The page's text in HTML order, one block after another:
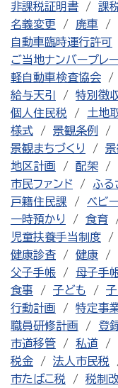
非課税証明書
課
名義変更
廃車
自動車臨時運行許可
ご当地ナンバープレ
軽自動車検査協会
給与天引
特別徴
個人住民税
土地
様式
景観条例
景観まちづくり
地区計画
配架
市民ファンド
ふる
戸籍住民課
ベビ
一時預かり
食育
児童扶養手当制度
健康診査
健康
父子手帳
母子手
食事
子ども
行動計画
特定事
職員研修計画
登
市道移管
私道
税金
法人市民税
市たばこ税
税制